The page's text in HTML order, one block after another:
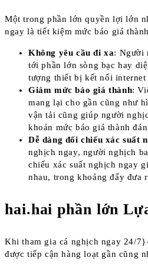
Một trong phần lớn quyền lợi lớn
ngay là tiết kiệm mức báo giá
Không yêu cầu đi xa: Người
tới phần lớn sòng bạc hay
tượng thiết bị kết nối internet
Giảm mức báo giá thành:
mang lại cho gần cũng như
vận tải cũng giúp người
khoản mức báo giá thành
Dễ dàng đối chiếu xác suất
nghịch ngay, người nghịch
chiếu xác suất nghịch ngay
nhau, trong khoảng đấy đưa
hai.hai phần lớn
Khi tham gia cá nghịch ngay 24/
được tiếp cận hàng loạt gần cũng